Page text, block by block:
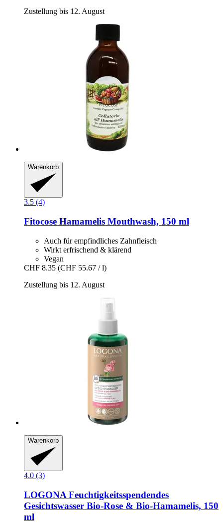
Zustellung bis 12. August
Warenkorb
3.5 (4)
Fitocose Hamamelis Mouthwash, 150 ml
Auch für empfindliches Zahnfleisch
Wirkt erfrischend & klärend
Vegan
CHF 8.35 (CHF 55.67 / l)
Zustellung bis 12. August
Warenkorb
4.0 (3)
LOGONA Feuchtigkeitsspendendes
Gesichtswasser Bio-​Rose & Bio-​Hamamelis, 150
ml